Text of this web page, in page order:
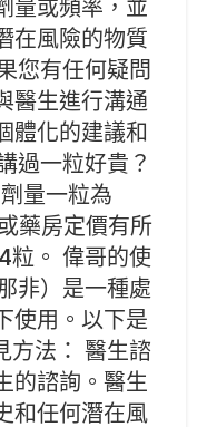
量或頻率，並
在風險的物質
您有任何疑問
醫生進行溝通
體化的建議和
過一粒好貴？
量一粒為
藥房定價有所
。 偉哥的使
非）是一種處
使用。以下是
方法： 醫生諮
的諮詢。醫生
和任何潛在風